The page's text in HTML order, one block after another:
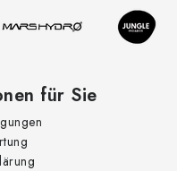
für Sie